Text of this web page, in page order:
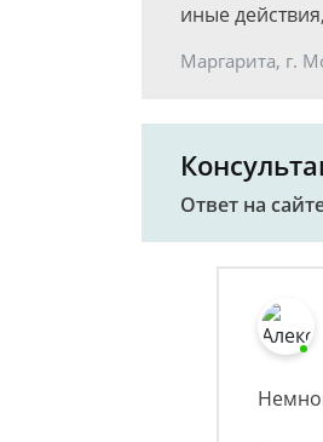
иные
Маргарита, г.
Ответ на